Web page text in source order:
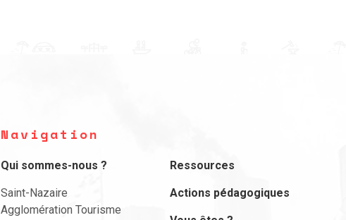
Navigation
Qui sommes-nous ?
Saint-Nazaire
Agglomération Tourisme
Ressources
Actions pédagogiques